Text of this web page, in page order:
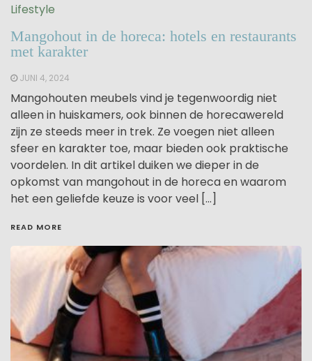
Lifestyle
Mangohout in de horeca: hotels en restaurants
met karakter
JUNI 4, 2024
Mangohouten meubels vind je tegenwoordig niet
alleen in huiskamers, ook binnen de horecawereld
zijn ze steeds meer in trek. Ze voegen niet alleen
sfeer en karakter toe, maar bieden ook praktische
voordelen. In dit artikel duiken we dieper in de
opkomst van mangohout in de horeca en waarom
het een geliefde keuze is voor veel […]
READ MORE